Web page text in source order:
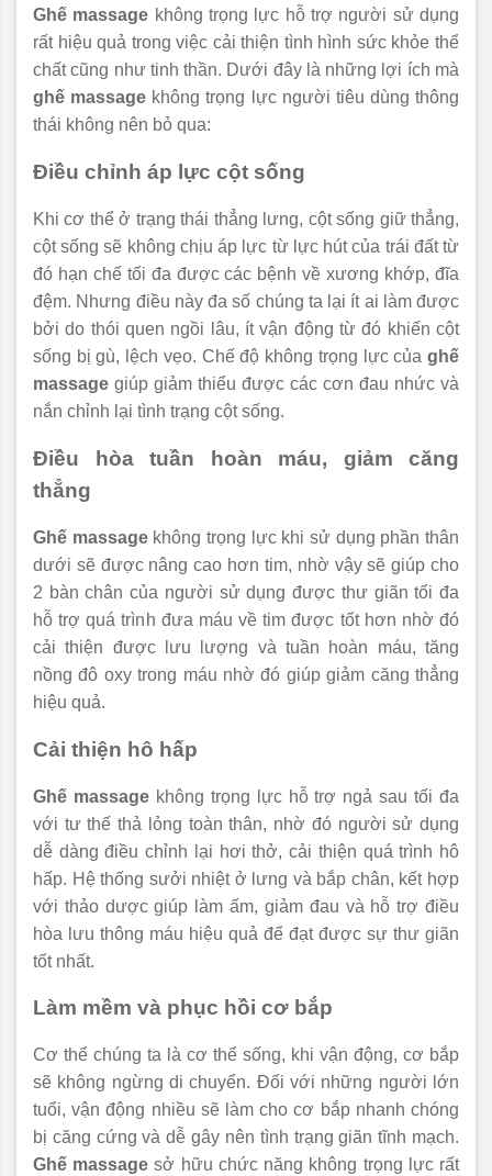
Ghế massage không trọng lực hỗ trợ người sử dụng
rất hiệu quả trong việc cải thiện tình hình sức khỏe thể
chất cũng như tinh thần. Dưới đây là những lợi ích mà
ghế massage không trọng lực người tiêu dùng thông
thái không nên bỏ qua:
Điều chỉnh áp lực cột sống
Khi cơ thể ở trạng thái thẳng lưng, cột sống giữ thẳng,
cột sống sẽ không chịu áp lực từ lực hút của trái đất từ
đó hạn chế tối đa được các bệnh về xương khớp, đĩa
đệm. Nhưng điều này đa số chúng ta lại ít ai làm được
bởi do thói quen ngồi lâu, ít vận động từ đó khiến cột
sống bị gù, lệch vẹo. Chế độ không trọng lực của ghế
massage giúp giảm thiểu được các cơn đau nhức và
nắn chỉnh lại tình trạng cột sống.
Điều hòa tuần hoàn máu, giảm căng
thẳng
Ghế massagekhông trọng lực khi sử dụng phần thân
dưới sẽ được nâng cao hơn tim, nhờ vậy sẽ giúp cho
2 bàn chân của người sử dụng được thư giãn tối đa
hỗ trợ quá trình đưa máu về tim được tốt hơn nhờ đó
cải thiện được lưu lượng và tuần hoàn máu, tăng
nồng đô oxy trong máu nhờ đó giúp giảm căng thẳng
hiệu quả.
Cải thiện hô hấp
Ghế massagekhông trọng lực hỗ trợ ngả sau tối đa
với tư thế thả lỏng toàn thân, nhờ đó người sử dụng
dễ dàng điều chỉnh lại hơi thở, cải thiện quá trình hô
hấp. Hệ thống sưởi nhiệt ở lưng và bắp chân, kết hợp
với thảo dược giúp làm ấm, giảm đau và hỗ trợ điều
hòa lưu thông máu hiệu quả để đạt được sự thư giãn
tốt nhất.
Làm mềm và phục hồi cơ bắp
Cơ thể chúng ta là cơ thể sống, khi vận động, cơ bắp
sẽ không ngừng di chuyển. Đối với những người lớn
tuổi, vận động nhiều sẽ làm cho cơ bắp nhanh chóng
bị căng cứng và dễ gây nên tình trạng giãn tĩnh mạch.
Ghế massage sở hữu chức năng không trọng lực rất